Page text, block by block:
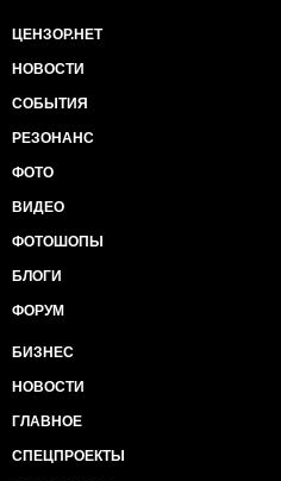
ЦЕНЗОР.НЕТ
НОВОСТИ
СОБЫТИЯ
РЕЗОНАНС
ФОТО
ВИДЕО
ФОТОШОПЫ
БЛОГИ
ФОРУМ
БИЗНЕС
НОВОСТИ
ГЛАВНОЕ
СПЕЦПРОЕКТЫ